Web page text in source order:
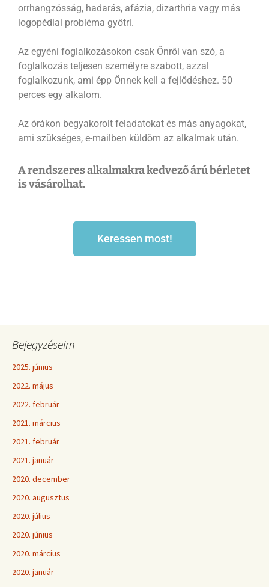
orrhangzósság, hadarás, afázia, dizarthria vagy más
logopédiai probléma gyötri.
Az egyéni foglalkozásokon csak Önről van szó, a
foglalkozás teljesen személyre szabott, azzal
foglalkozunk, ami épp Önnek kell a fejlődéshez. 50
perces egy alkalom.
Az órákon begyakorolt feladatokat és más anyagokat,
ami szükséges, e-mailben küldöm az alkalmak után.
A rendszeres alkalmakra kedvező árú bérletet
is vásárolhat.
Keressen most!
Bejegyzéseim
2025. június
2022. május
2022. február
2021. március
2021. február
2021. január
2020. december
2020. augusztus
2020. július
2020. június
2020. március
2020. január